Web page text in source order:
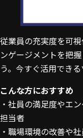
従業員の充実度を可
ンゲージメントを把
う。今すぐ活用できる
こんな方におすすめ
・社員の満足度やエ
担当者
・職場環境の改善や